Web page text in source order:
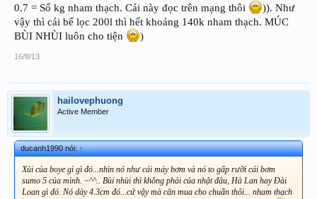
0.7 = Số kg nham thạch. Cái này đọc trên mạng thôi
)). Như
vậy thì cái bể lọc 200l thì hết khoảng 140k nham thạch. MÚC
BÙI NHÙI luôn cho tiện
)
16/8/13
hailovephuong
Active Member
ducanh1990 nói:↑
Xủi của boye gì gì đó...nhìn nó như cái máy bơm và nó to gấp rưỡi cái bơm
sumo 5 của mình. ~^^.. Bùi nhùi thì không phải của nhật đâu, Hà Lan hay Đài
Loan gì đó. Nó dày 4.3cm đó...cứ vậy mà căn mua cho chuẩn thôi... nham thạch